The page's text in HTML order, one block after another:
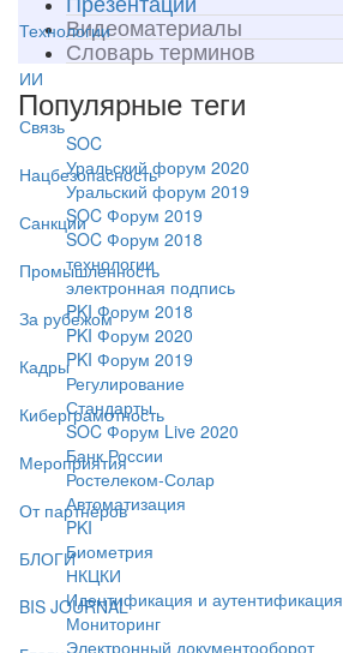
Технологии
ИИ
Связь
Нацбезопасность
Санкции
Промышленность
За рубежом
Кадры
Киберграмотность
Мероприятия
От партнёров
БЛОГИ
BIS JOURNAL
Видеоматериалы
Словарь терминов
Популярные теги
SOC
Уральский форум 2020
Уральский форум 2019
SOC Форум 2019
SOC Форум 2018
технологии
электронная подпись
PKI Форум 2018
PKI Форум 2020
PKI Форум 2019
Регулирование
Стандарты
SOC Форум Live 2020
Банк России
Ростелеком-Солар
Автоматизация
PKI
Биометрия
НКЦКИ
Идентификация и аутентификация
Мониторинг
Электронный документооборот